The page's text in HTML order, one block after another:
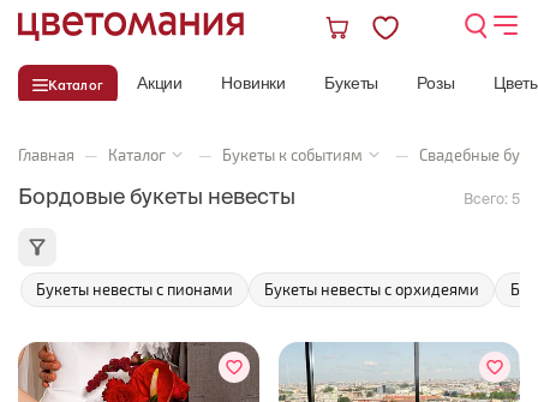
Каталог Акции Новинки Букеты Розы
Главная — Каталог — Букеты к событиям — Свадебные
Бордовые букеты невесты Всего: 5
Букеты невесты с пионами Букеты невесты с орхидеями